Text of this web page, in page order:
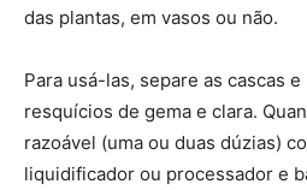
das plantas, em vasos ou não.
Para usá-las, separe as cascas
resquícios de gema e clara.
razoável (uma ou duas dúzias)
liquidificador ou processador e